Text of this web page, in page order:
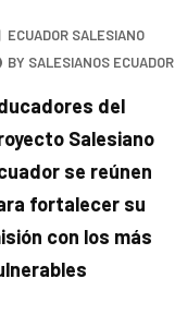
ECUADOR SALESIANO
BY SALESIANOS ECUADOR
del
Salesiano
se reúnen
fortalecer su
con los más